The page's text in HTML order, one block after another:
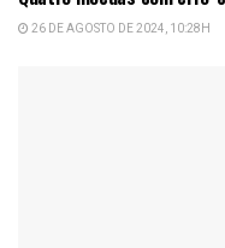
26 DE AGOSTO DE 2024, 10:28H